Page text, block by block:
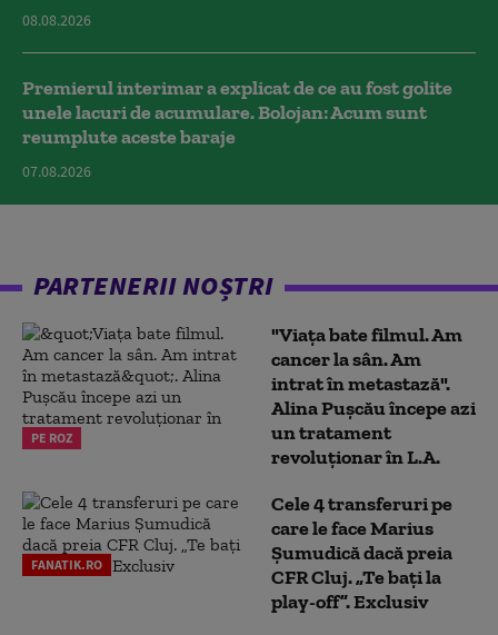
08.08.2026
Premierul interimar a explicat de ce au fost golite
unele lacuri de acumulare. Bolojan: Acum sunt
reumplute aceste baraje
07.08.2026
PARTENERII NOȘTRI
PE ROZ
"Viața bate filmul. Am
cancer la sân. Am
intrat în metastază".
Alina Pușcău începe azi
un tratament
revoluționar în L.A.
FANATIK.RO
Cele 4 transferuri pe
care le face Marius
Șumudică dacă preia
CFR Cluj. „Te bați la
play-off”. Exclusiv